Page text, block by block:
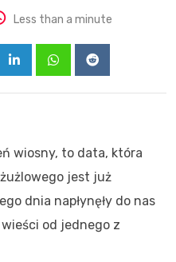
Less than a minute
LinkedInWhatsappReddit
wiosny, to data, która
jest już
dnia napłynęły do nas
od jednego z